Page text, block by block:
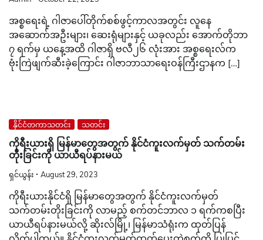
အစ္စရေးရဲ့ ဂါဇာပေါ်တိုက်စစ်ဖွင့်ကာလအတွင်း လူနေ
အဆောက်အဦးများ၊ ဆေးရုံများနှင့် ယခုလည်း အောက်တိုဘာ
၇ ရက်မှ ယနေ့အထိ ဂါဇာရှိ ဗလီ၂၆ လုံးအား အစ္စရေးလ်က
ဗုံးကြဲဖျက်ဆီးခဲ့ကြောင်း ဂါဇာဘာသာရေးဝန်ကြီးဌာနက […]
နိုင်ငံတကာသတင်း သတင်း
ကိုရီးယားရှိ မြန်မာတွေအတွက် နိုင်ငံကူးလက်မှတ် သက်တမ်း
တိုးခြင်းကို ယာယီရပ်နားမယ်
ရှင်ယွန်း August 29, 2023
ကိုရီးယားနိုင်ငံရှိ မြန်မာတွေအတွက် နိုင်ငံကူးလက်မှတ်
သက်တမ်းတိုးခြင်းကို လာမည့် စက်တင်ဘာလ ၁ ရက်ကစပြီး
ယာယီရပ်နားမယ်လို့ ဆိုးလ်မြို့၊ မြန်မာသံရုံးက ထုတ်ပြန်